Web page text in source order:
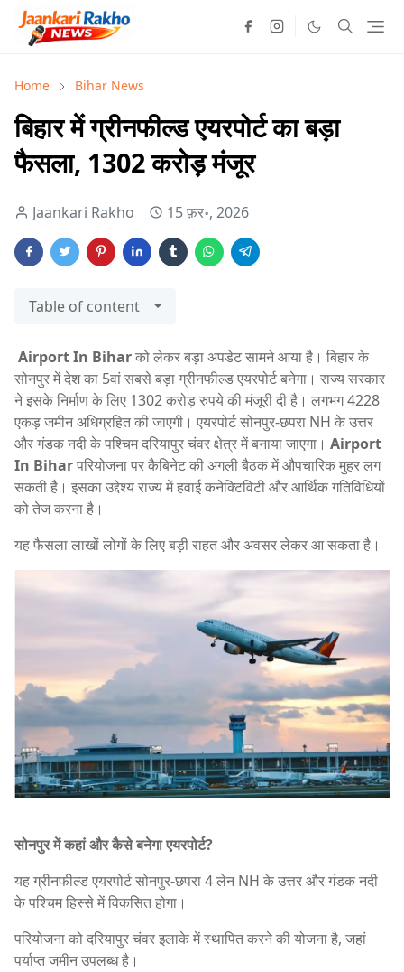
Home Bihar News
बिहार में ग्रीनफील्ड एयरपोर्ट का बड़ा
फैसला, 1302 करोड़ मंजूर
Jaankari Rakho 15 फ़र॰, 2026
Table of content
Airport In Biharको लेकर बड़ा अपडेट सामने आया है। बिहार के
सोनपुर में देश का 5वां सबसे बड़ा ग्रीनफील्ड एयरपोर्ट बनेगा। राज्य सरकार
ने इसके निर्माण के लिए 1302 करोड़ रुपये की मंजूरी दी है। लगभग 4228
एकड़ जमीन अधिग्रहित की जाएगी। एयरपोर्ट सोनपुर-छपरा NH के उत्तर
और गंडक नदी के पश्चिम दरियापुर चंवर क्षेत्र में बनाया जाएगा। Airport
In Biharपरियोजना पर कैबिनेट की अगली बैठक में औपचारिक मुहर लग
सकती है। इसका उद्देश्य राज्य में हवाई कनेक्टिविटी और आर्थिक गतिविधियों
को तेज करना है।
यह फैसला लाखों लोगों के लिए बड़ी राहत और अवसर लेकर आ सकता है।
सोनपुर में कहां और कैसे बनेगा एयरपोर्ट?
यह ग्रीनफील्ड एयरपोर्ट सोनपुर-छपरा 4 लेन NH के उत्तर और गंडक नदी
के पश्चिम हिस्से में विकसित होगा।
परियोजना को दरियापुर चंवर इलाके में स्थापित करने की योजना है, जहां
पर्याप्त जमीन उपलब्ध है।